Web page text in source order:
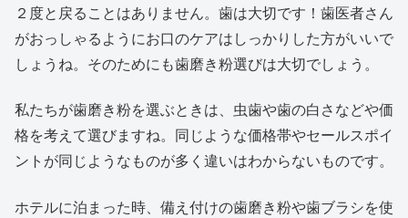
２度と戻ることはありません。歯は大切です！歯医者さん
がおっしゃるようにお口のケアはしっかりした方がいいで
しょうね。そのためにも歯磨き粉選びは大切でしょう。
私たちが歯磨き粉を選ぶときは、虫歯や歯の白さなどや価
格を考えて選びますね。同じような価格帯やセールスポイ
ントが同じようなものが多く違いはわからないものです。
ホテルに泊まった時、備え付けの歯磨き粉や歯ブラシを使